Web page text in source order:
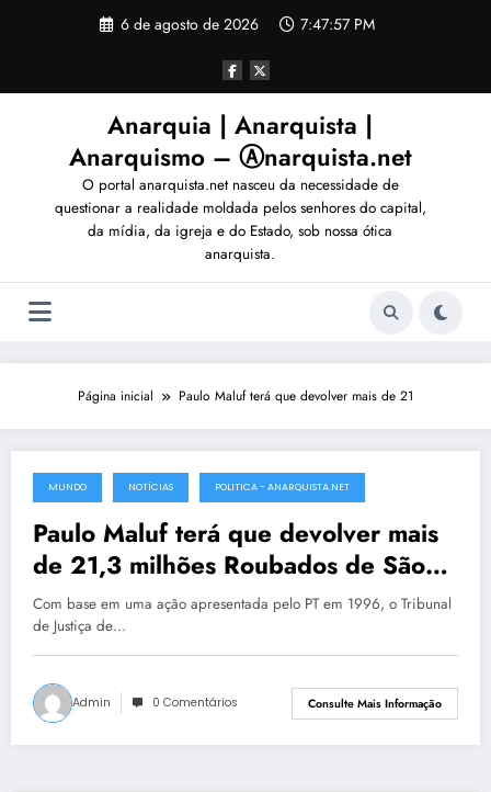
6 de agosto de 2026 7:48:00 PM
Anarquia | Anarquista |
Anarquismo – Ⓐnarquista.net
O portal anarquista.net nasceu da necessidade de
questionar a realidade moldada pelos senhores do capital,
da mídia, da igreja e do Estado, sob nossa ótica
anarquista.
Página inicial Paulo Maluf terá que devolver mais de 21
12 de outubro de 2012
MUNDO NOTÍCIAS POLITICA - ANARQUISTA.NET
Paulo Maluf terá que devolver mais
de 21,3 milhões Roubados de São
Paulo
Com base em uma ação apresentada pelo PT em 1996, o Tribunal
de Justiça de…
Admin 0 Comentários Consulte Mais Informação